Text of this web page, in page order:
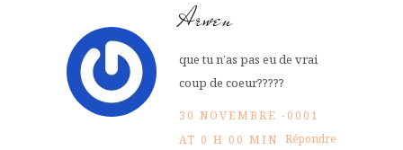
Arwen
que tu n’as pas eu de vrai
coup de coeur?????
30 NOVEMBRE -0001
AT 0 H 00 MIN Répondre